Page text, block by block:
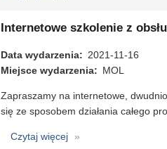
bibliotek
Internetowe szkolenie z
Data wydarzenia
2021-11-16
Miejsce wydarzenia
MOL
Zapraszamy na internetowe,
się ze sposobem działania całego
Czytaj więcej
o